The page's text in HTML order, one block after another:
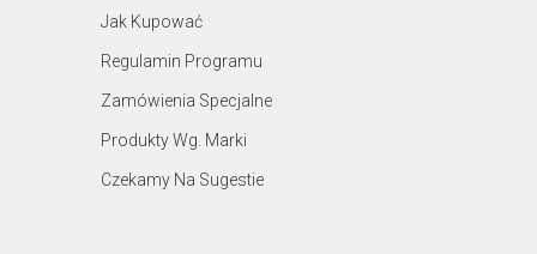
Jak Kupować
Regulamin Programu
Zamówienia Specjalne
Produkty Wg. Marki
Czekamy Na Sugestie